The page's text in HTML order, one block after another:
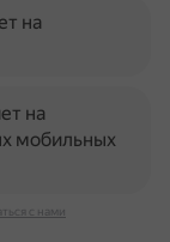
на
на
мобильных
с нами